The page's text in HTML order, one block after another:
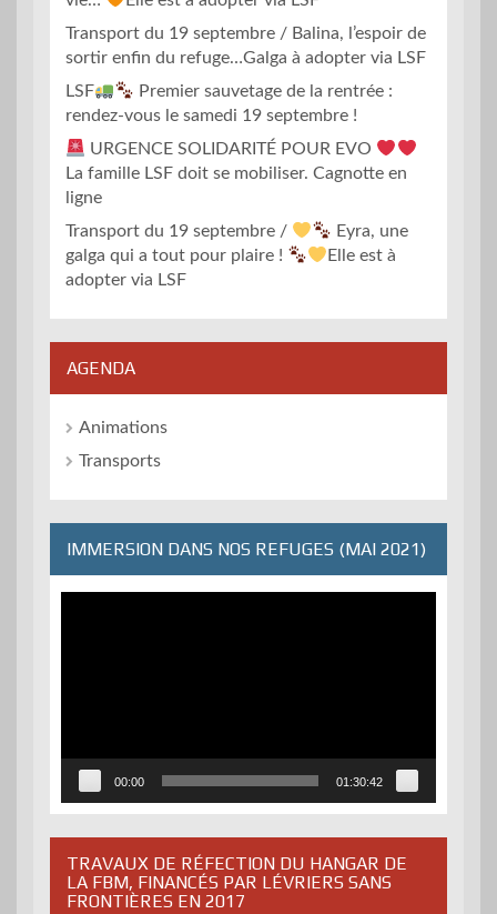
Transport du 19 septembre / Balina, l’espoir de
sortir enfin du refuge…Galga à adopter via LSF
LSF
Premier sauvetage de la rentrée :
rendez-vous le samedi 19 septembre !
URGENCE SOLIDARITÉ POUR EVO
La famille LSF doit se mobiliser. Cagnotte en
ligne
Transport du 19 septembre /
Eyra, une
galga qui a tout pour plaire !
Elle est à
adopter via LSF
AGENDA
Animations
Transports
IMMERSION DANS NOS REFUGES (MAI 2021)
00:00 01:30:42
TRAVAUX DE RÉFECTION DU HANGAR DE
LA FBM, FINANCÉS PAR LÉVRIERS SANS
FRONTIÈRES EN 2017